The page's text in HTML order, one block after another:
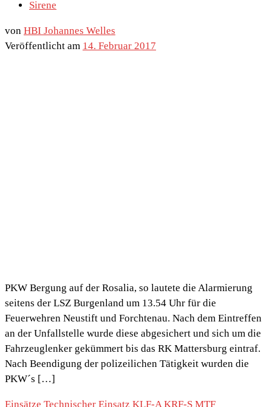
Sirene
von HBI Johannes Welles
Veröffentlicht am 14. Februar 2017
PKW Bergung auf der Rosalia, so lautete die Alarmierung
seitens der LSZ Burgenland um 13.54 Uhr für die
Feuerwehren Neustift und Forchtenau. Nach dem Eintreffen
an der Unfallstelle wurde diese abgesichert und sich um die
Fahrzeuglenker gekümmert bis das RK Mattersburg eintraf.
Nach Beendigung der polizeilichen Tätigkeit wurden die
PKW´s […]
Einsätze Technischer Einsatz KLF-A KRF-S MTF